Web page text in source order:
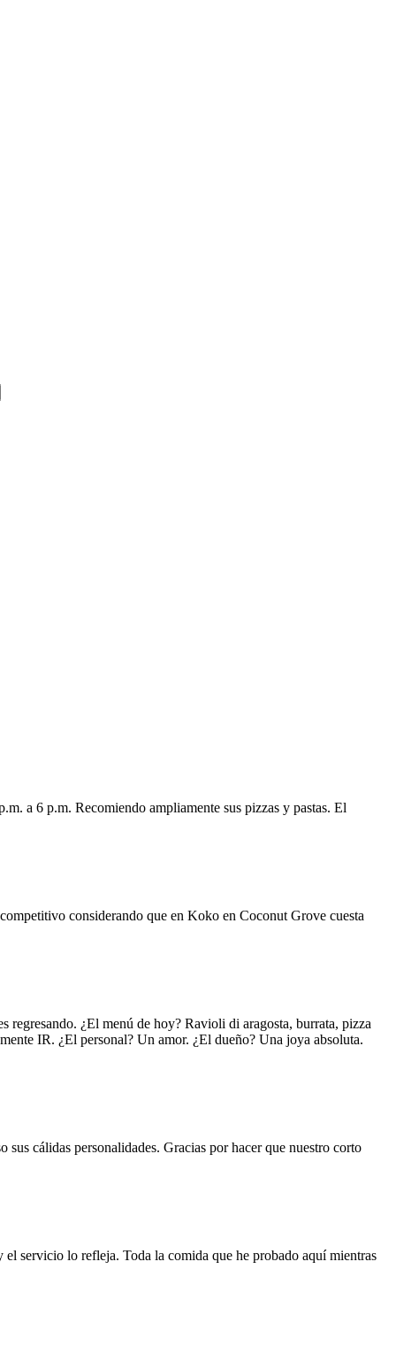
a 6 p.m. Recomiendo ampliamente sus pizzas y pastas. El
considerando que en Koko en Coconut Grove cuesta
regresando. ¿El menú de hoy? Ravioli di aragosta, burrata, pizza
IR. ¿El personal? Un amor. ¿El dueño? Una joya absoluta.
cálidas personalidades. Gracias por hacer que nuestro corto
servicio lo refleja. Toda la comida que he probado aquí mientras